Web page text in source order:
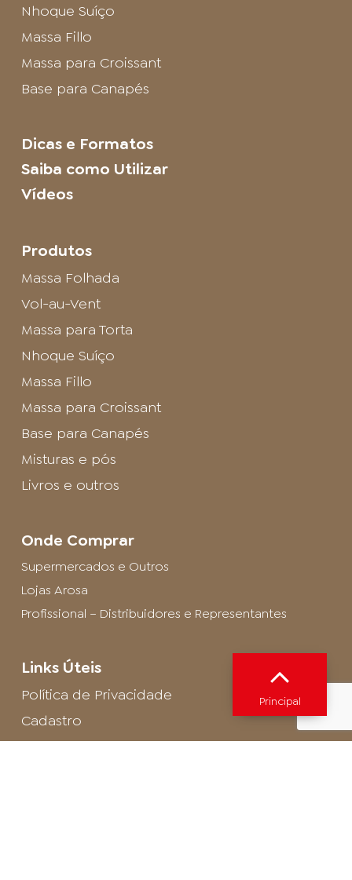
Nhoque Suíço
Massa Fillo
Massa para Croissant
Base para Canapés
Dicas e Formatos
Saiba como Utilizar
Vídeos
Produtos
Massa Folhada
Vol-au-Vent
Massa para Torta
Nhoque Suíço
Massa Fillo
Massa para Croissant
Base para Canapés
Misturas e pós
Livros e outros
Onde Comprar
Supermercados e Outros
Lojas Arosa
Profissional – Distribuidores e Representantes
Links Úteis
Política de Privacidade
Cadastro
SAC - Profissional
Principal